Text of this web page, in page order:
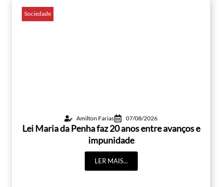
Sociedade
Amilton Farias 07/08/2026
Lei Maria da Penha faz 20 anos entre avanços e
impunidade
LER MAIS...